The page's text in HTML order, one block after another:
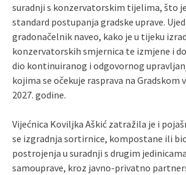
suradnji s konzervatorskim tijelima, što
standard postupanja gradske uprave.
gradonačelnik naveo, kako je u tijeku
konzervatorskih smjernica te izmjene i
dio kontinuiranog i odgovornog
kojima se očekuje rasprava na Gradskom
2027. godine.
Vijećnica Koviljka Aškić zatražila je i
se izgradnja sortirnice, kompostane ili
postrojenja u suradnji s drugim
samouprave, kroz javno-privatno